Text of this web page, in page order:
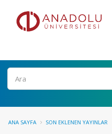
Ara
ANA SAYFA SON EKLENEN YAYINLAR